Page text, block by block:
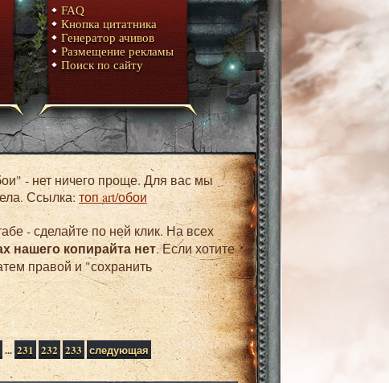
FAQ
Кнопка цитатника
Генератор ачивов
Размещение рекламы
Поиск по сайту
Ссылка: топ art/обои
- сделайте по ней клик. На всех
нашего копирайта нет. Если хотите
правой и "сохранить
...231 232 233 следующая